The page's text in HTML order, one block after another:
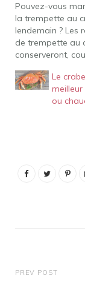
Pouvez-vous
la trempette au
lendemain ? Les
de trempette au
conserveront,
5 jours.
micro-ondes. À
l'avance : La
Le
ou
PREV POST